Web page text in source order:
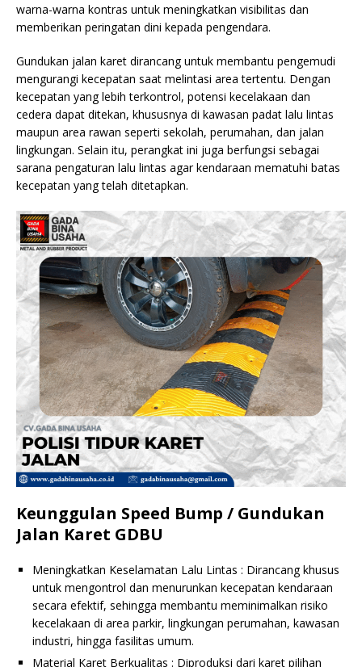
warna-warna kontras untuk meningkatkan visibilitas dan
memberikan peringatan dini kepada pengendara.
Gundukan jalan karet dirancang untuk membantu pengemudi
mengurangi kecepatan saat melintasi area tertentu. Dengan
kecepatan yang lebih terkontrol, potensi kecelakaan dan
cedera dapat ditekan, khususnya di kawasan padat lalu lintas
maupun area rawan seperti sekolah, perumahan, dan jalan
lingkungan. Selain itu, perangkat ini juga berfungsi sebagai
sarana pengaturan lalu lintas agar kendaraan mematuhi batas
kecepatan yang telah ditetapkan.
Keunggulan Speed Bump / Gundukan
Jalan Karet GDBU
Meningkatkan Keselamatan Lalu Lintas : Dirancang khusus
untuk mengontrol dan menurunkan kecepatan kendaraan
secara efektif, sehingga membantu meminimalkan risiko
kecelakaan di area parkir, lingkungan perumahan, kawasan
industri, hingga fasilitas umum.
Material Karet Berkualitas : Diproduksi dari karet pilihan